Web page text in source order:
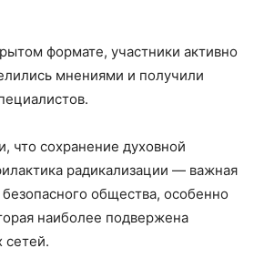
формате, участники активно
мнениями и получили
что сохранение духовной
радикализации — важная
общества, особенно
наиболее подвержена
сетей.